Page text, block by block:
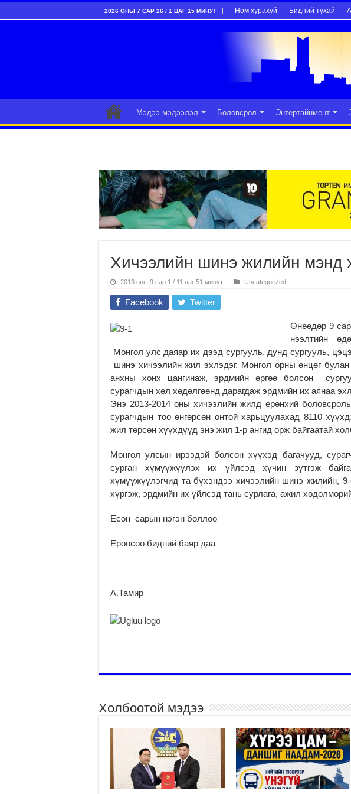
2026 ОНЫ 7 САР 26 / 1 ЦАГ 15 МИНУТ Ном хурахуй Бидний тухай
Мэдээ мэдээлэл Боловсрол Энтертайнмент
Хичээлийн шинэ жилийн мэнд
2013 оны 9 сар 1 / 11 цаг 51 минут Uncategorized
Facebook Twitter
Өнөөдөр 9
нээлтийн
Монгол улс даяар их дээд сургууль, дунд сургууль,
шинэ хичээлийн жил эхлэдэг. Монгол орны өнцөг
анхны хонх цангинаж, эрдмийн өргөө болсон
сурагчдын хөл хөдөлгөөнд дарагдаж эрдмийн их аянаа
Энэ 2013-2014 оны хичээлийн жилд ерөнхий
сурагчдын тоо өнгөрсөн онтой харьцуулахад 8110
жил төрсөн хүүхдүүд энэ жил 1-р ангид орж байгаатай
Монгол улсын ирээдэй болсон хүүхэд багачууд,
сурган хүмүүжүүлэх их үйлсэд хүчин зүтгэж
хүмүүжүүлэгчид та бүхэндээ хичээлийн шинэ жилийн,
хүргэж, эрдмийн их үйлсэд тань сурлага, ажил
Есөн сарын нэгэн боллоо
Ерөөсөө бидний баяр даа
А.Тамир
Холбоотой мэдээ